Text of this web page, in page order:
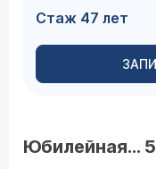
Стаж 47 лет
Юбилейная…